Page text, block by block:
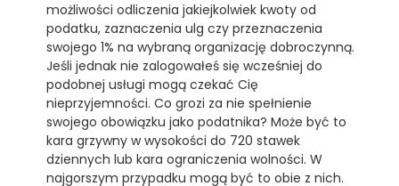
możliwości odliczenia jakiejkolwiek kwoty od
podatku, zaznaczenia ulg czy przeznaczenia
swojego 1% na wybraną organizację dobroczynną.
Jeśli jednak nie zalogowałeś się wcześniej do
podobnej usługi mogą czekać Cię
nieprzyjemności. Co grozi za nie spełnienie
swojego obowiązku jako podatnika? Może być to
kara grzywny w wysokości do 720 stawek
dziennych lub kara ograniczenia wolności. W
najgorszym przypadku mogą być to obie z nich.